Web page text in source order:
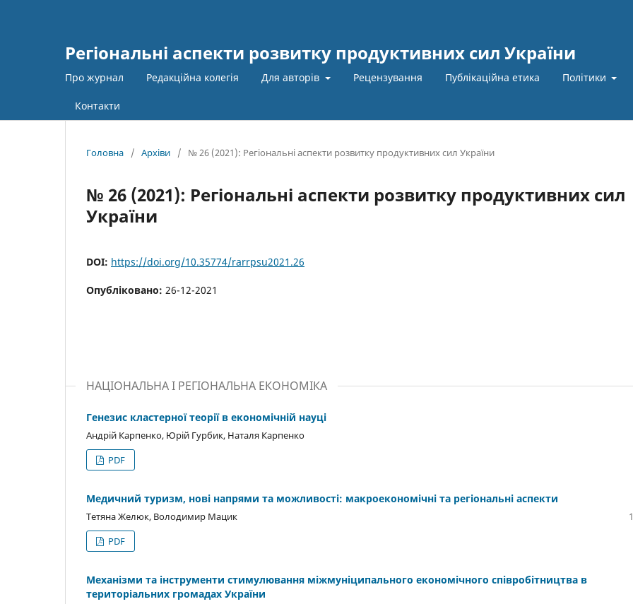
Регіональні аспекти розвитку продуктивних сил України
Про журнал Редакційна колегія Для авторів Рецензування Публікаційна етика Політики
Контакти
Головна / Архіви / № 26 (2021): Регіональні аспекти розвитку продуктивних сил України
№ 26 (2021): Регіональні аспекти розвитку продуктивних сил
України
DOI: https://doi.org/10.35774/rarrpsu2021.26
Опубліковано: 26-12-2021
НАЦІОНАЛЬНА І РЕГІОНАЛЬНА ЕКОНОМІКА
Генезис кластерної теорії в економічній науці
Андрій Карпенко, Юрій Гурбик, Наталя Карпенко
PDF
Медичний туризм, нові напрями та можливості: макроекономічні та регіональні аспекти
Тетяна Желюк, Володимир Мацик
PDF
Механізми та інструменти стимулювання міжмуніципального економічного співробітництва в
територіальних громадах України